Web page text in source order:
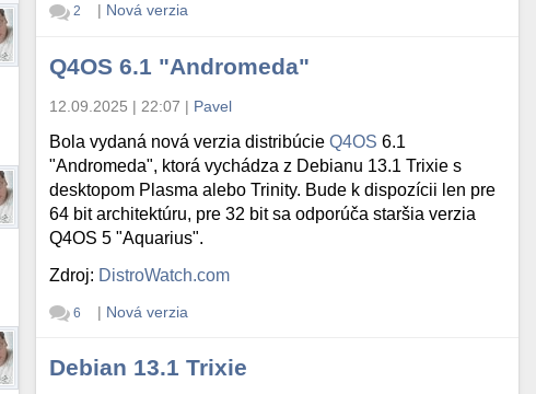
2 | Nová verzia
Q4OS 6.1 "Andromeda"
12.09.2025 | 22:07 | Pavel
Bola vydaná nová verzia distribúcieQ4OS 6.1
"Andromeda", ktorá vychádza z Debianu 13.1 Trixie s
desktopom Plasma alebo Trinity. Bude k dispozícii len pre
64 bit architektúru, pre 32 bit sa odporúča staršia verzia
Q4OS 5 "Aquarius".
Zdroj: DistroWatch.com
6 | Nová verzia
Debian 13.1 Trixie